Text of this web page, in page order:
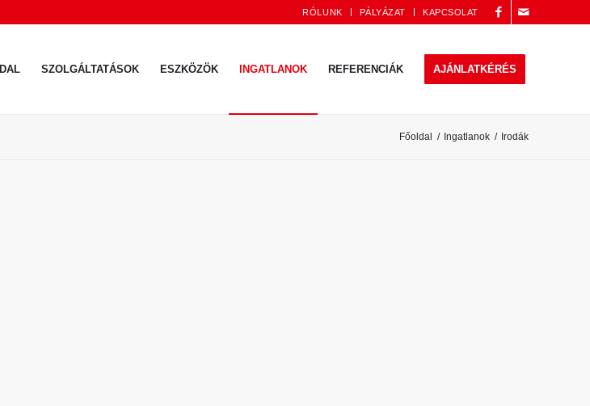
RÓLUNK PÁLYÁZAT KAPCSOLAT
SZOLGÁLTATÁSOK ESZKÖZÖK INGATLANOK REFERENCIÁK AJÁNLATKÉRÉS
Főoldal / Ingatlanok / Irodák